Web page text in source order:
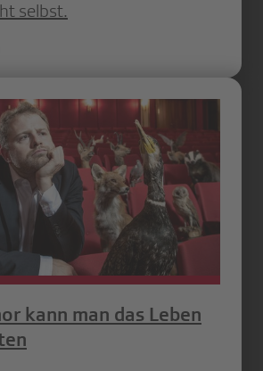
selbst.
kann man das Leben